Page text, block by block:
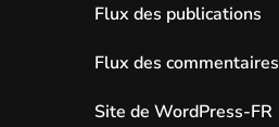
Flux des publications
Flux des commentaires
Site de WordPress-FR